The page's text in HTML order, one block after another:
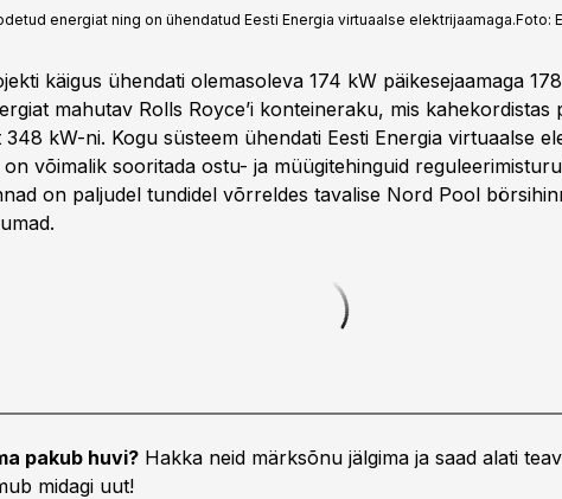
energiat ning on ühendatud Eesti Energia virtuaalse elektrijaamaga.Foto:
käigus ühendati olemasoleva 174 kW päikesejaamaga
mahutav Rolls Royce’i konteineraku, mis kahekordistas
348 kW-ni. Kogu süsteem ühendati Eesti Energia virtuaalse
on võimalik sooritada ostu- ja müügitehinguid
on paljudel tundidel võrreldes tavalise Nord Pool
pakub huvi? Hakka neid märksõnu jälgima ja saad alati
midagi uut!